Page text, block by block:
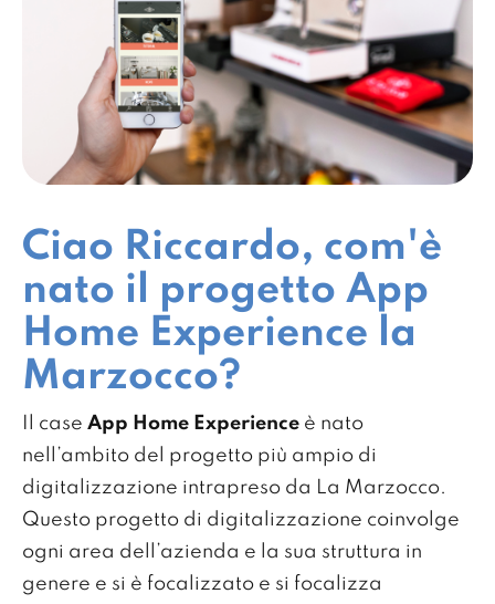
Ciao Riccardo, com'è
nato il progetto App
Home Experience la
Marzocco?
Il case App Home Experience è nato
nell’ambito del progetto più ampio di
digitalizzazione intrapreso da La Marzocco.
Questo progetto di digitalizzazione coinvolge
ogni area dell’azienda e la sua struttura in
genere e si è focalizzato e si focalizza